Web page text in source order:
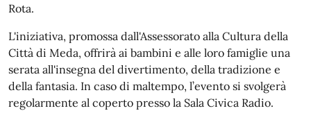
Rota.
L'iniziativa, promossa dall'Assessorato alla Cultura della
Città di Meda, offrirà ai bambini e alle loro famiglie una
serata all'insegna del divertimento, della tradizione e
della fantasia. In caso di maltempo, l’evento si svolgerà
regolarmente al coperto presso la Sala Civica Radio.